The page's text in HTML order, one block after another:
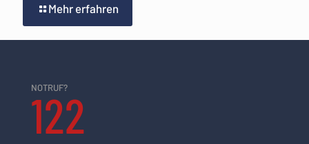
Mehr erfahren
NOTRUF?
122